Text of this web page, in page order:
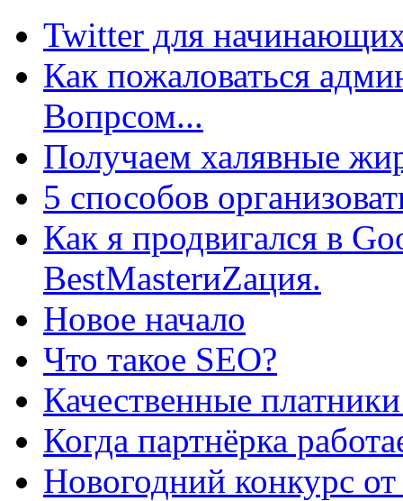
Twitter для
Как пожаловаться
Вопрсом...
Получаем халявные
5 способов
Как я продвигался в
BestMasterиZация.
Новое начало
Что такое SEO?
Качественные
Когда партнёрка
Новогодний конкурс